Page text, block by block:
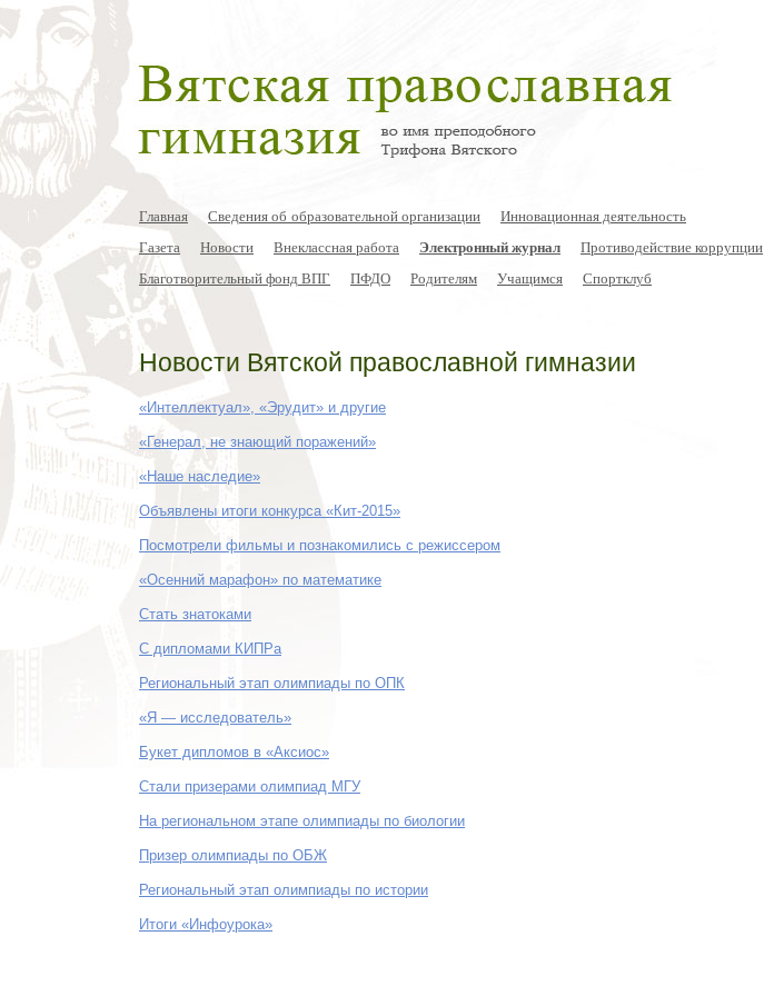
Главная Сведения об образовательной организации
Инновационная деятельность
Газета
Новости Внеклассная работа Электронный журнал
Противодействие коррупции
Благотворительный фонд ВПГ
ПФДО Родителям Учащимся Спортклуб
Новости Вятской православной гимназии
«Интеллектуал», «Эрудит» и другие
«Генерал, не знающий поражений»
«Наше наследие»
Объявлены итоги конкурса «Кит-2015»
Посмотрели фильмы и познакомились с режиссером
«Осенний марафон» по математике
Стать знатоками
С дипломами КИПРа
Региональный этап олимпиады по ОПК
«Я — исследователь»
Букет дипломов в «Аксиос»
Стали призерами олимпиад МГУ
На региональном этапе олимпиады по биологии
Призер олимпиады по ОБЖ
Региональный этап олимпиады по истории
Итоги «Инфоурока»